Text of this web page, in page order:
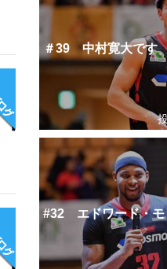
＃39 中村寛大です
#32 エドワード・モ